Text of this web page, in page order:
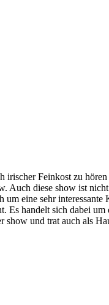
Feinkost zu
Auch diese show ist
eine sehr
Es handelt sich dabei
und trat auch als